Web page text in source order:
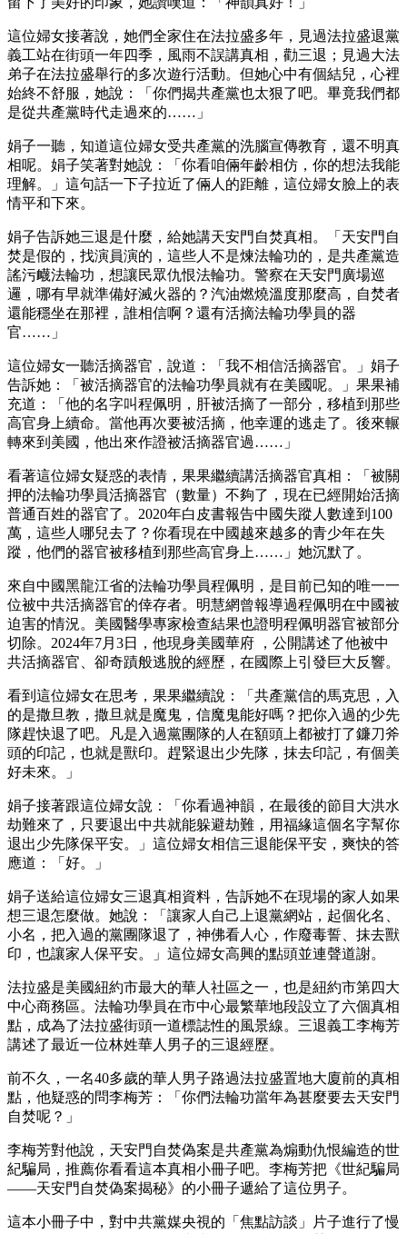
這位婦女接著說，她們全家住在法拉盛多年，見過法拉盛退黨
義工站在街頭一年四季，風雨不誤講真相，勸三退；見過大法
弟子在法拉盛舉行的多次遊行活動。但她心中有個結兒，心裡
始終不舒服，她說：「你們揭共產黨也太狠了吧。畢竟我們都
是從共產黨時代走過來的……」
娟子一聽，知道這位婦女受共產黨的洗腦宣傳教育，還不明真
相呢。娟子笑著對她說：「你看咱倆年齡相仿，你的想法我能
理解。」這句話一下子拉近了倆人的距離，這位婦女臉上的表
情平和下來。
娟子告訴她三退是什麼，給她講天安門自焚真相。「天安門自
焚是假的，找演員演的，這些人不是煉法輪功的，是共產黨造
謠污衊法輪功，想讓民眾仇恨法輪功。警察在天安門廣場巡
邏，哪有早就準備好滅火器的？汽油燃燒溫度那麼高，自焚者
還能穩坐在那裡，誰相信啊？還有活摘法輪功學員的器
官……」
這位婦女一聽活摘器官，說道：「我不相信活摘器官。」娟子
告訴她：「被活摘器官的法輪功學員就有在美國呢。」果果補
充道：「他的名字叫程佩明，肝被活摘了一部分，移植到那些
高官身上續命。當他再次要被活摘，他幸運的逃走了。後來輾
轉來到美國，他出來作證被活摘器官過……」
看著這位婦女疑惑的表情，果果繼續講活摘器官真相：「被關
押的法輪功學員活摘器官（數量）不夠了，現在已經開始活摘
普通百姓的器官了。2020年白皮書報告中國失蹤人數達到100
萬，這些人哪兒去了？你看現在中國越來越多的青少年在失
蹤，他們的器官被移植到那些高官身上……」她沉默了。
來自中國黑龍江省的法輪功學員程佩明，是目前已知的唯一一
位被中共活摘器官的倖存者。明慧網曾報導過程佩明在中國被
迫害的情況。美國醫學專家檢查結果也證明程佩明器官被部分
切除。2024年7月3日，他現身美國華府 ，公開講述了他被中
共活摘器官、卻奇蹟般逃脫的經歷，在國際上引發巨大反響。
看到這位婦女在思考，果果繼續說：「共產黨信的馬克思，入
的是撒旦教，撒旦就是魔鬼，信魔鬼能好嗎？把你入過的少先
隊趕快退了吧。凡是入過黨團隊的人在額頭上都被打了鐮刀斧
頭的印記，也就是獸印。趕緊退出少先隊，抹去印記，有個美
好未來。」
娟子接著跟這位婦女說：「你看過神韻，在最後的節目大洪水
劫難來了，只要退出中共就能躲避劫難，用福緣這個名字幫你
退出少先隊保平安。」這位婦女相信三退能保平安，爽快的答
應道：「好。」
娟子送給這位婦女三退真相資料，告訴她不在現場的家人如果
想三退怎麼做。她說：「讓家人自己上退黨網站，起個化名、
小名，把入過的黨團隊退了，神佛看人心，作廢毒誓、抹去獸
印，也讓家人保平安。」這位婦女高興的點頭並連聲道謝。
法拉盛是美國紐約市最大的華人社區之一，也是紐約市第四大
中心商務區。法輪功學員在市中心最繁華地段設立了六個真相
點，成為了法拉盛街頭一道標誌性的風景線。三退義工李梅芳
講述了最近一位林姓華人男子的三退經歷。
前不久，一名40多歲的華人男子路過法拉盛置地大廈前的真相
點，他疑惑的問李梅芳：「你們法輪功當年為甚麼要去天安門
自焚呢？」
李梅芳對他說，天安門自焚偽案是共產黨為煽動仇恨編造的世
紀騙局，推薦你看看這本真相小冊子吧。李梅芳把《世紀騙局
——天安門自焚偽案揭秘》的小冊子遞給了這位男子。
這本小冊子中，對中共黨媒央視的「焦點訪談」片子進行了慢